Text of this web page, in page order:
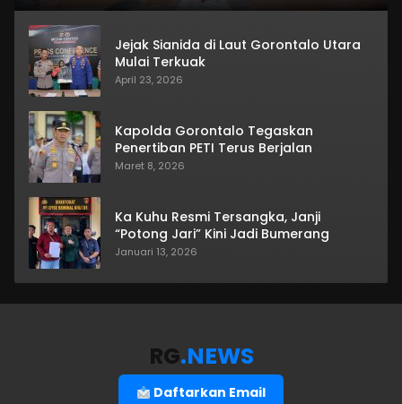
Jejak Sianida di Laut Gorontalo Utara
Mulai Terkuak
April 23, 2026
Kapolda Gorontalo Tegaskan
Penertiban PETI Terus Berjalan
Maret 8, 2026
Ka Kuhu Resmi Tersangka, Janji
“Potong Jari” Kini Jadi Bumerang
Januari 13, 2026
RG.NEWS
Daftarkan Email